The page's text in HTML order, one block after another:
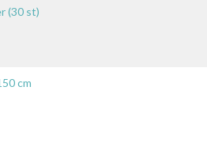
(30 st)
cm